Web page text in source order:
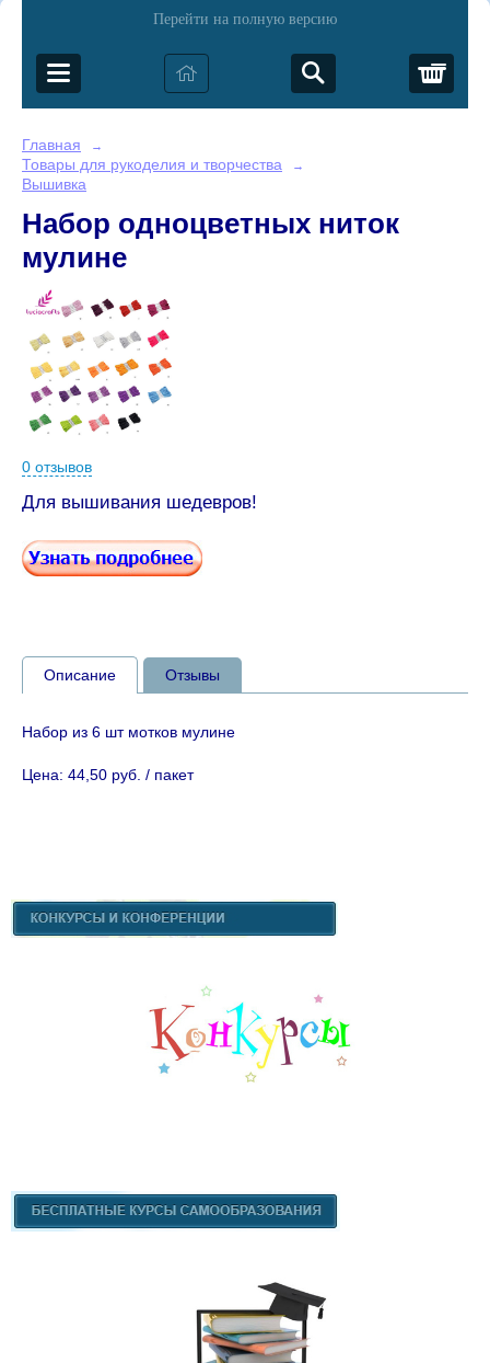
Перейти на полную версию
Главная →
Товары для рукоделия и творчества →
Вышивка
Набор одноцветных ниток
мулине
0 отзывов
Для вышивания шедевров!
Описание Отзывы
Набор из 6 шт мотков мулине
Цена: 44,50 руб. / пакет